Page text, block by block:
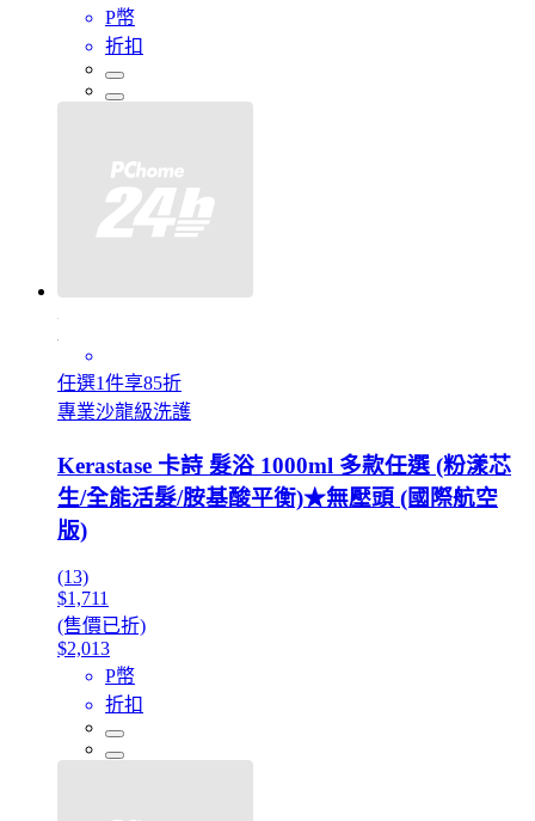
P幣
折扣
任選1件享85折
專業沙龍級洗護
Kerastase 卡詩 髮浴 1000ml 多款任選 (粉漾芯
生/全能活髮/胺基酸平衡)★無壓頭 (國際航空
版)
(13)
$1,711
(售價已折)
$2,013
P幣
折扣